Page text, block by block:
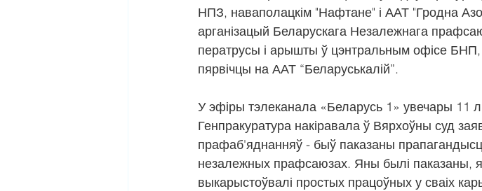
НПЗ, наваполацкім "Нафтане" і ААТ "Гродна
арганізацый Беларускага Незалежнага
ператрусы і арышты ў цэнтральным офісе
пярвічцы на ААТ “Беларуськалій”.
У эфіры тэлеканала «Беларусь 1» увечары 11
Генпракуратура накіравала ў Вярхоўны суд
прафаб'яднанняў - быў паказаны
незалежных прафсаюзах. Яны былі паказаны,
выкарыстоўвалі простых працоўных у сваіх